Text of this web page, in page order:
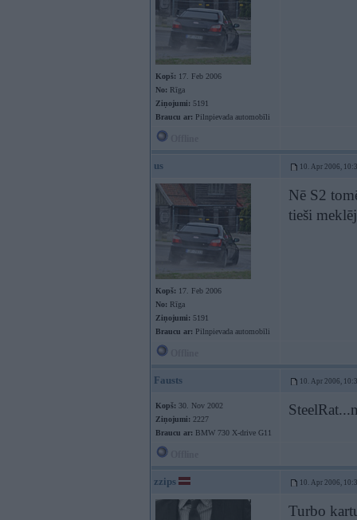
Kopš: 17. Feb 2006
No: Rīga
Ziņojumi: 5191
Braucu ar: Pilnpievada automobīli
us 10. Apr 2006,
Kopš: 17. Feb 2006
No: Rīga
Ziņojumi: 5191
Braucu ar: Pilnpievada automobīli
Nē S2
tieši
Fausts 10. Apr 2006,
Kopš: 30. Nov 2002
Ziņojumi: 2227
Braucu ar: BMW 730 X-drive G11
zzips 10. Apr 2006,
Turbo